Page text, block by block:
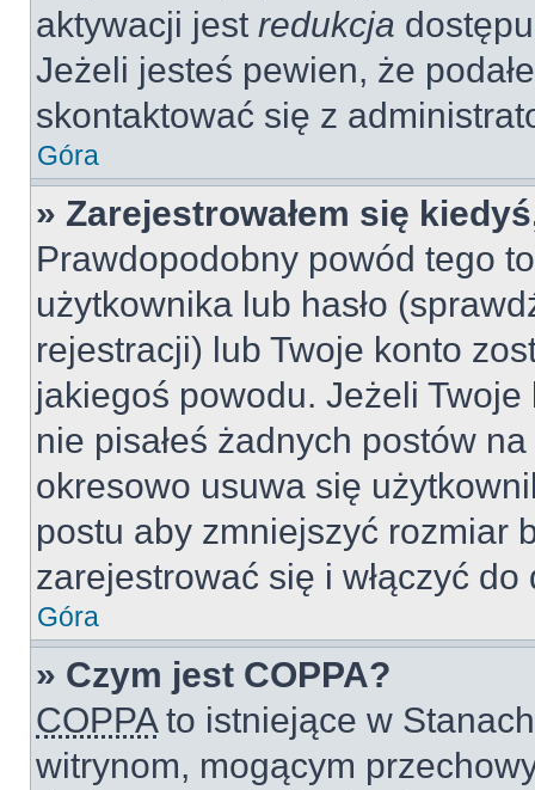
aktywacji jest redukcja
Jeżeli jesteś pewien, że
skontaktować się z
Góra
» Zarejestrowałem się
Prawdopodobny powód tego
użytkownika lub hasło
rejestracji) lub Twoje konto
jakiegoś powodu. Jeżeli
nie pisałeś żadnych postów
okresowo usuwa się
postu aby zmniejszyć rozmiar
zarejestrować się i włączyć
Góra
» Czym jest COPPA?
COPPAto istniejące w
witrynom, mogącym